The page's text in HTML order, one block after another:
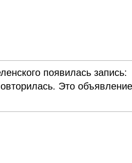
появилась запись:
Это объявление